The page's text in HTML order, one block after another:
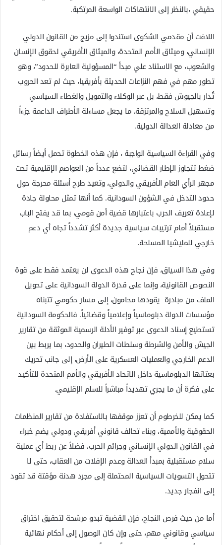
حقيقي ،بالنظر إلى الانتهاكات الواسعة المرتكبة.
اللافت أن مقدمي الشكوى استندوا إلى مزيج من القانون الدولي
الإنساني، وميثاق الأمم المتحدة، والميثاق الأفريقي لحقوق الإنسان
والشعوب، مع الاستناد علي مبدأ “المسؤولية العابرة للحدود”، وهو
تطور مهم في فهم النزاعات الحديثة بأفريقيا، حيث لم تعد الحروب
تُدار بالجيوش فقط، بل عبر الوكلاء والتمويل والغطاء السياسي
وتسهيل السلاح والمرتزقة، ما يجعل مساءلة الأطراف الداعمة جزءاً
من معادلة العدالة الدولية.
وفي القراءة السياسية الواجبة ، فإن هذه الخطوة تحمل أيضاً رسائل
ضغط تتجاوز الإطار القضائي، لتضع عدداً من العواصم الإقليمية تحت
مجهر الرأي العام الأفريقي والدولي، وتعيد طرح أسئلة محرجة حول
حدود التدخل في الشؤون السودانية. كما أنها تمثل محاولة جادة
لإعادة تعريف الحرب باعتبارها قضية أمن قومي، بما قد يفتح الباب
مستقبلاً أمام ترتيبات سياسية جديدة أكثر تشدداً تجاه أي دعم
خارجي للمليشيا المسلحة.
وفي هذا السياق، فإن نجاح هذه الدعوى لن يعتمد فقط على قوة
النصوص القانونية، وإنما على قدرة الدولة السودانية على تحويل
الملف من مبادرة يقودها محامون، إلى مسار حكومي تتبناه
مؤسسات الدولة دبلوماسياً وإعلامياً وقضائياً. فالحكومة السودانية
تستطيع إسناد الدعوى عبر توفير الأدلة الرسمية الموثقة من تقارير
الجيش والأمن والشرطة وسلطات الطيران والحدود، بما يربط بين
الدعم الخارجي والعمليات العسكرية على الأرض، إلى جانب تحريك
بعثاتها الدبلوماسية داخل الاتحاد الأفريقي والأمم المتحدة للتأكيد
على فكرة أن ما يجري تهديداً مباشراً للسلم الإقليمي.
كما يمكن للخرطوم أن تعزز موقفها بالاستفادة من تقارير المنظمات
الحقوقية والأممية، وبناء تحالف قانوني أفريقي ودولي يضم خبراء
في القانون الدولي الإنساني وجرائم الحرب، فضلاً عن ربط أي عملية
سلام مستقبلية بمبدأ العدالة وعدم الإفلات من العقاب، حتى لا
تتحول التسويات السياسية المحتملة إلى مجرد هدنة مؤقتة قد تقود
إلى انفجار جديد.
أما من حيث فرص النجاح، فإن القضية تبدو مرشحة لتحقيق اختراق
سياسي وقانوني مهم، حتى وإن كان الوصول إلى أحكام نهائية